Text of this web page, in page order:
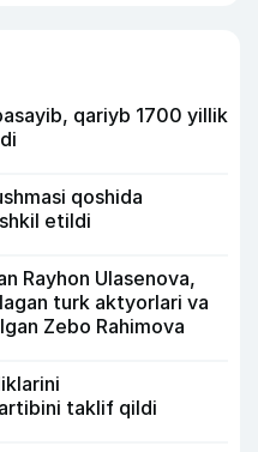
qariyb 1700 yillik
qoshida
etildi
Rayhon Ulasenova,
turk aktyorlari va
Zebo Rahimova
taklif qildi